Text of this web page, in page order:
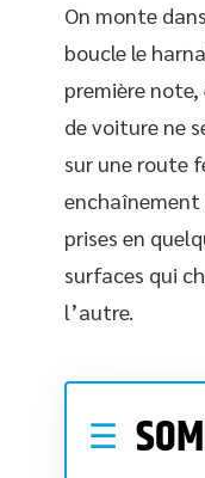
On monte
boucle le
première
de voiture ne
sur une route
enchaînement
prises en
surfaces qui
l’autre.